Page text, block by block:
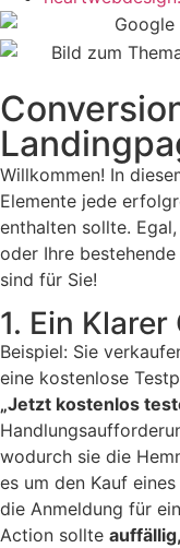
Willkommen! In
Elemente jede
enthalten sollte.
oder Ihre
sind für Sie!
1. Ein
Beispiel: Sie
eine kostenlose
„Jetzt kostenlos
wodurch sie die
es um den Kauf
die Anmeldung für
Action sollte